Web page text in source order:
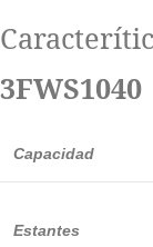
3FWS1040
Capacidad
Estantes